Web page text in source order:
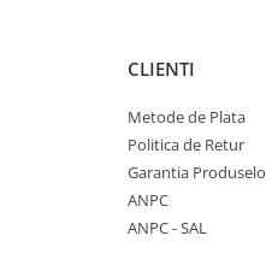
CLIENTI
Metode de Plata
Politica de Retur
Garantia
ANPC
ANPC - SAL